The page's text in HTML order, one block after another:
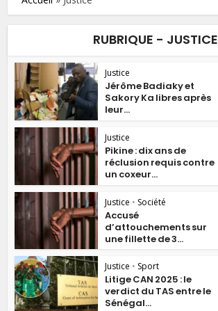
RUBRIQUE - JUSTICE
Justice
Jérôme Badiaky et
Sakory Ka libres après
leur...
Justice
Pikine : dix ans de
réclusion requis contre
un coxeur...
Justice • Société
Accusé
d’attouchements sur
une fillette de 3...
Justice • Sport
Litige CAN 2025 : le
verdict du TAS entre le
Sénégal...